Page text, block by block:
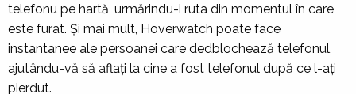
telefonu pe hartă, urmărindu-i ruta din momentul în care
este furat. Și mai mult, Hoverwatch poate face
instantanee ale persoanei care dedblochează telefonul,
ajutându-vă să aflați la cine a fost telefonul după ce l-ați
pierdut.